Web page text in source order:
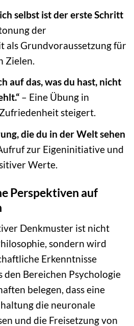
selbst ist der erste Schritt
der
als Grundvoraussetzung für
Zielen.
auf das, was du hast, nicht
– Eine Übung in
steigert.
die du in der Welt sehen
zur Eigeninitiative und
Werte.
Perspektiven auf
Denkmuster ist nicht
sondern wird
Erkenntnisse
den Bereichen Psychologie
belegen, dass eine
die neuronale
und die Freisetzung von